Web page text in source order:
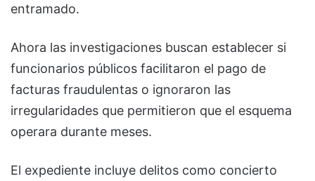
entramado.
Ahora las investigaciones buscan establecer si
funcionarios públicos facilitaron el pago de
facturas fraudulentas o ignoraron las
irregularidades que permitieron que el esquema
operara durante meses.
El expediente incluye delitos como concierto